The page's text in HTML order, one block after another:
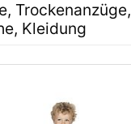
Trockenanzüge,
Kleidung